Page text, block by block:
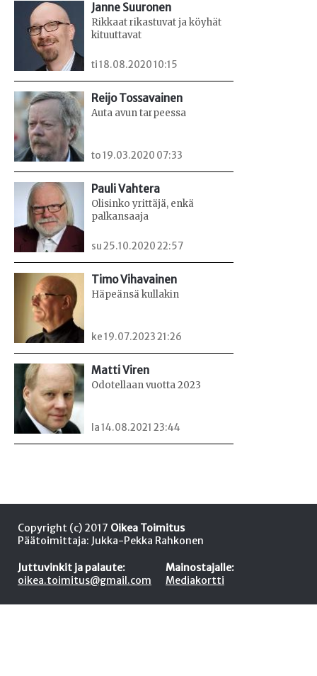
Janne Suuronen
Rikkaat rikastuvat ja köyhät
kituuttavat
ti 18.08.2020 10:15
Reijo Tossavainen
Auta avun tarpeessa
to 19.03.2020 07:33
Pauli Vahtera
Olisinko yrittäjä, enkä
palkansaaja
su 25.10.2020 22:57
Timo Vihavainen
Häpeänsä kullakin
ke 19.07.2023 21:26
Matti Viren
Odotellaan vuotta 2023
la 14.08.2021 23:44
Copyright (c) 2017 Oikea Toimitus
Päätoimittaja: Jukka-Pekka Rahkonen
Juttuvinkit ja palaute:
oikea.toimitus@gmail.com
Mainostajalle:
Mediakortti